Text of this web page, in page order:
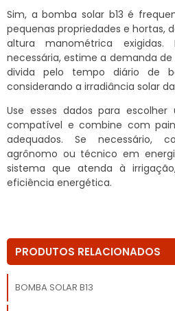
Sim, a bomba solar b13 é
pequenas propriedades e hortas,
altura manométrica
necessária, estime a demanda
divida pelo tempo diário de
considerando a irradiância solar
Use esses dados para
compatível e combine com
adequados. Se necessário,
agrônomo ou técnico em
sistema que atenda à
eficiência energética.
PRODUTOS RELACIONADOS
BOMBA SOLAR B13